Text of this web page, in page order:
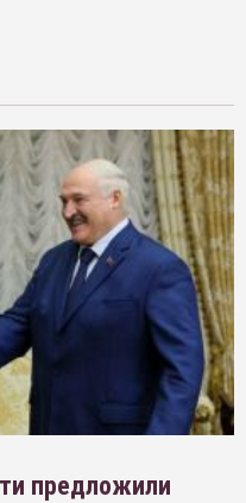
предложили